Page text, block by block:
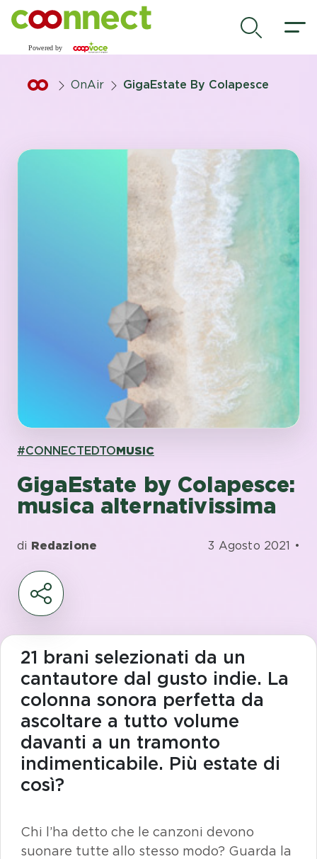
Vai al contenuto principale
OnAir GigaEstate By Colapesce
#CONNECTEDTOMUSIC
GigaEstate by Colapesce:
musica alternativissima
di Redazione 3 Agosto 2021 •
21 brani selezionati da un
cantautore dal gusto indie. La
colonna sonora perfetta da
ascoltare a tutto volume
davanti a un tramonto
indimenticabile. Più estate di
così?
Chi l’ha detto che le canzoni devono
suonare tutte allo stesso modo? Guarda la